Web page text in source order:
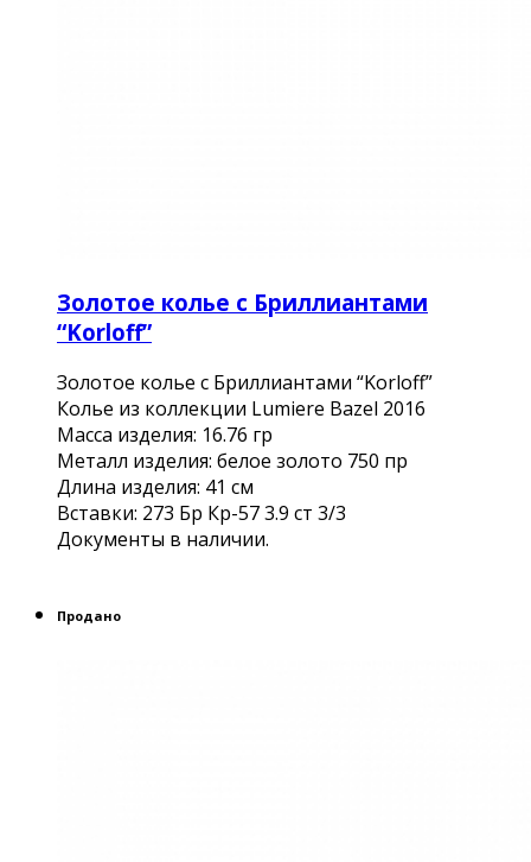
Золотое колье с Бриллиантами
“Korloff”
Золотое колье с Бриллиантами “Korloff”
Колье из коллекции Lumiere Bazel 2016
Масса изделия: 16.76 гр
Металл изделия: белое золото 750 пр
Длина изделия: 41 см
Вставки: 273 Бр Кр-57 3.9 ст 3/3
Документы в наличии.
Продано